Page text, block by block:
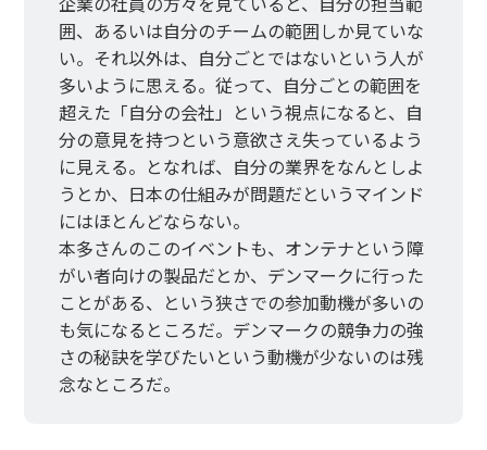
囲、あるいは自分のチームの範囲しか見ていな
い。それ以外は、自分ごとではないという人が
多いように思える。従って、自分ごとの範囲を
超えた「自分の会社」という視点になると、自
分の意見を持つという意欲さえ失っているよう
に見える。となれば、自分の業界をなんとしよ
うとか、日本の仕組みが問題だというマインド
にはほとんどならない。
本多さんのこのイベントも、オンテナという障
がい者向けの製品だとか、デンマークに行った
ことがある、という狭さでの参加動機が多いの
も気になるところだ。デンマークの競争力の強
さの秘訣を学びたいという動機が少ないのは残
念なところだ。